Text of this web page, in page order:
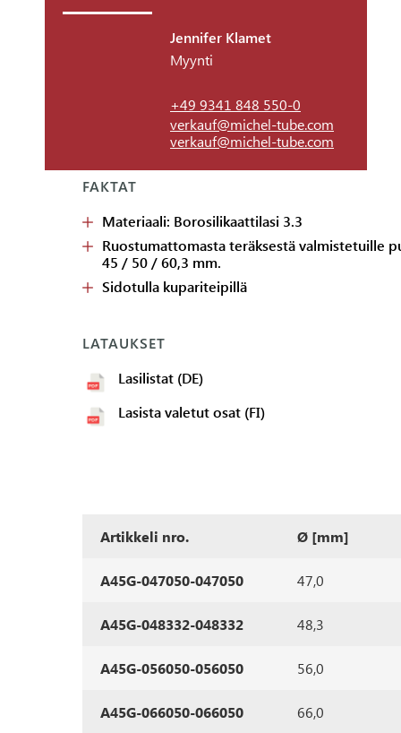
Jennifer Klamet
Myynti
+49 9341 848 550-0
verkauf@michel-tube.com
verkauf@michel-tube.com
LASI | HAAROJA 45°
FAKTAT
Materiaali: Borosilikaattilasi 3.3
Ruostumattomasta teräksestä valmistetuille
45 / 50 / 60,3 mm.
Sidotulla kupariteipillä
LATAUKSET
Lasilistat (DE)
Lasista valetut osat (FI)
Artikkeli nro. Ø [mm]
A45G-047050-047050 47,0
A45G-048332-048332 48,3
A45G-056050-056050 56,0
A45G-066050-066050 66,0